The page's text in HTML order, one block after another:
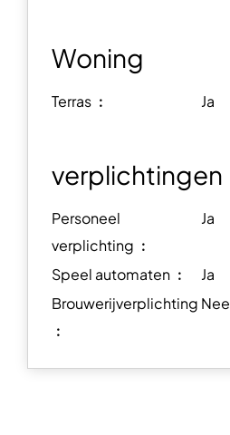
Woning
Terras ︰ Ja
verplichtingen
Personeel
verplichting ︰
Ja
Speel automaten ︰
Ja
Brouwerijverplichting
︰
Nee